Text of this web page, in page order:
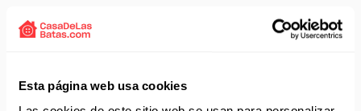
Esta página web usa cookies
Solicita presupuesto:
Aprovecha el envío gratuito en toda España excepto
Canarias, Baleares, Ceuta y Melilla.